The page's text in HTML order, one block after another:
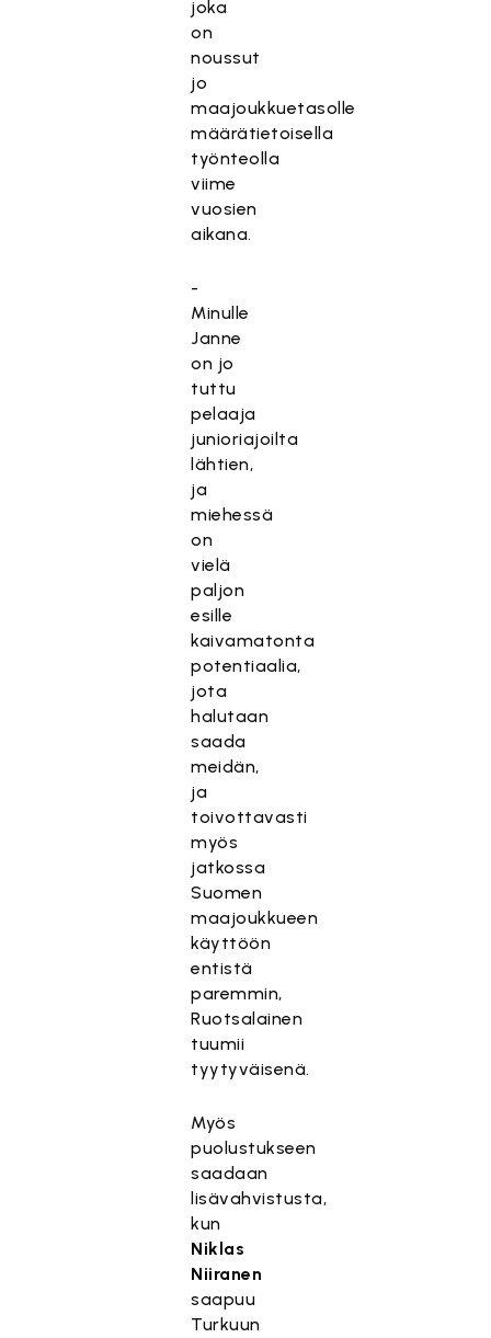
joka
on
noussut
jo
maajoukkuetasolle
määrätietoisella
työnteolla
viime
vuosien
aikana.
-
Minulle
Janne
on jo
tuttu
pelaaja
junioriajoilta
lähtien,
ja
miehessä
on
vielä
paljon
esille
kaivamatonta
potentiaalia,
jota
halutaan
saada
meidän,
ja
toivottavasti
myös
jatkossa
Suomen
maajoukkueen
käyttöön
entistä
paremmin,
Ruotsalainen
tuumii
tyytyväisenä.
Myös
puolustukseen
saadaan
lisävahvistusta,
kun
Niklas
Niiranen
saapuu
Turkuun